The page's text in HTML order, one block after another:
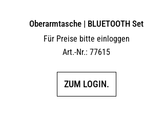
Oberarmtasche | BLUETOOTH Set
Für Preise bitte einloggen
Art.-Nr.: 77615
ZUM LOGIN.